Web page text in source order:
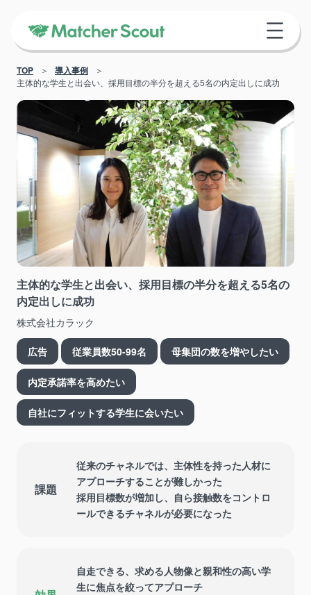
TOP 導入事例
主体的な学生と出会い、採用目標の半分を超える5名の内定出しに成功
主体的な学生と出会い、採用目標の半分を超える5名の
内定出しに成功
株式会社カラック
広告 従業員数50-99名 母集団の数を増やしたい
内定承諾率を高めたい
自社にフィットする学生に会いたい
課題
従来のチャネルでは、主体性を持った人材に
アプローチすることが難しかった
採用目標数が増加し、自ら接触数をコントロ
ールできるチャネルが必要になった
自走できる、求める人物像と親和性の高い学
生に焦点を絞ってアプローチ